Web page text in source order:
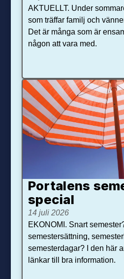
AKTUELLT. Under
som träffar familj och
Det är många som är
någon att vara med.
Portalens
special
14 juli 2026
EKONOMI. Snart
semestersättning,
semesterdagar? I den här
länkar till bra information.